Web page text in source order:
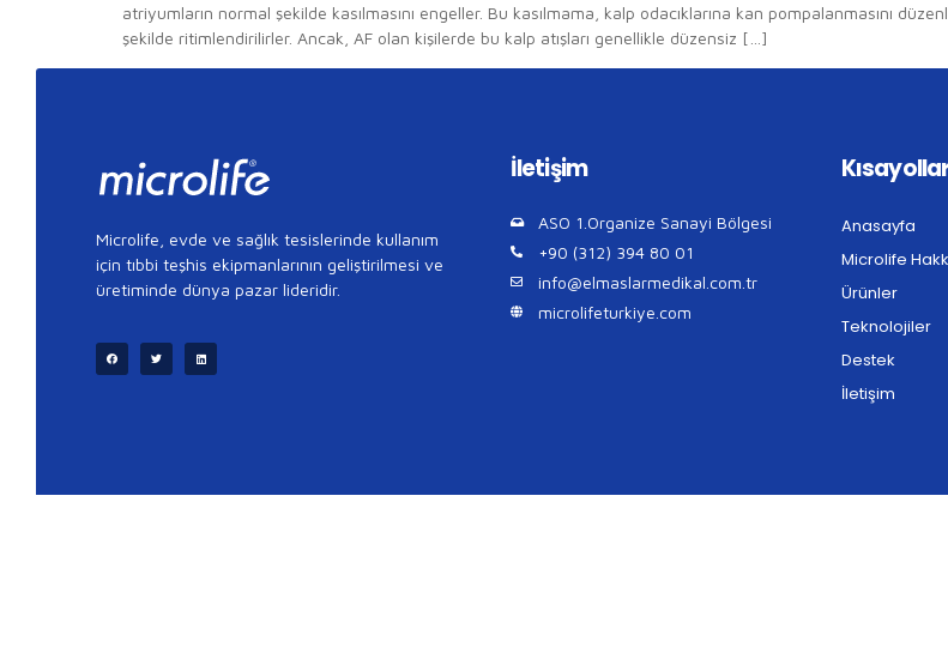
atriyumların normal şekilde kasılmasını engeller. Bu kasılmama, kalp odacıklarına kan pompalanmasını
şekilde ritimlendirilirler. Ancak, AF olan kişilerde bu kalp atışları genellikle düzensiz […]
Microlife, evde ve sağlık tesislerinde kullanım
için tıbbi teşhis ekipmanlarının geliştirilmesi ve
üretiminde dünya pazar lideridir.
İletişim
ASO 1.Organize Sanayi Bölgesi
+90 (312) 394 80 01
info@elmaslarmedikal.com.tr
microlifeturkiye.com
Kısayollar
Anasayfa
Microlife
Ürünler
Teknolojiler
Destek
İletişim